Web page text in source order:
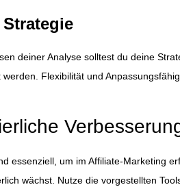
deiner Analyse solltest du deine
Flexibilität und
essenziell, um im Affiliate-Marketing
wächst. Nutze die vorgestellten